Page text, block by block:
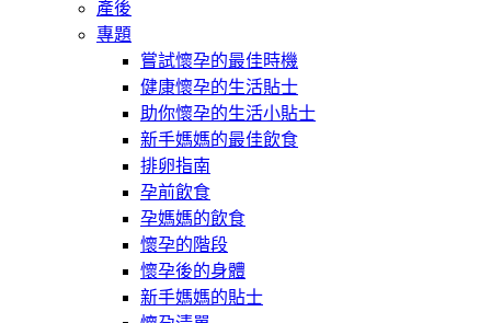
產後
專題
嘗試懷孕的最佳時機
健康懷孕的生活貼士
助你懷孕的生活小貼士
新手媽媽的最佳飲食
排卵指南
孕前飲食
孕媽媽的飲食
懷孕的階段
懷孕後的身體
新手媽媽的貼士